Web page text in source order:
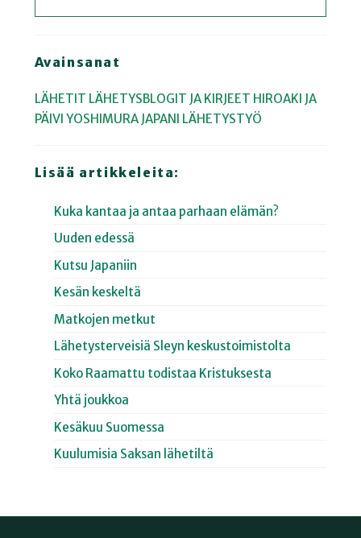
Avainsanat
LÄHETIT LÄHETYSBLOGIT JA KIRJEET HIROAKI JA
PÄIVI YOSHIMURA JAPANI LÄHETYSTYÖ
Lisää artikkeleita:
Kuka kantaa ja antaa parhaan elämän?
Uuden edessä
Kutsu Japaniin
Kesän keskeltä
Matkojen metkut
Lähetysterveisiä Sleyn keskustoimistolta
Koko Raamattu todistaa Kristuksesta
Yhtä joukkoa
Kesäkuu Suomessa
Kuulumisia Saksan lähetiltä